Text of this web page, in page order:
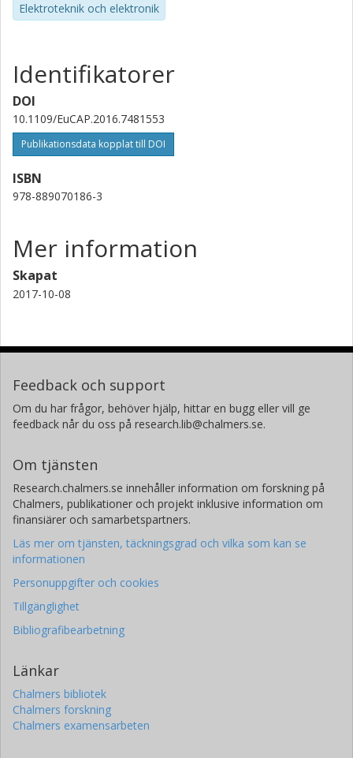
Elektroteknik och elektronik
Identifikatorer
DOI
10.1109/EuCAP.2016.7481553
Publikationsdata kopplat till DOI
ISBN
978-889070186-3
Mer information
Skapat
2017-10-08
Feedback och support
Om du har frågor, behöver hjälp, hittar en bugg eller vill ge
feedback når du oss på research.lib@chalmers.se.
Om tjänsten
Research.chalmers.se innehåller information om forskning på
Chalmers, publikationer och projekt inklusive information om
finansiärer och samarbetspartners.
Läs mer om tjänsten, täckningsgrad och vilka som kan se
informationen
Personuppgifter och cookies
Tillgänglighet
Bibliografibearbetning
Länkar
Chalmers bibliotek
Chalmers forskning
Chalmers examensarbeten